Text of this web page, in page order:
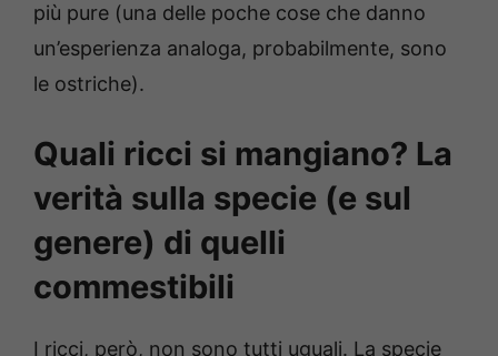
più pure (una delle poche cose che danno
un’esperienza analoga, probabilmente, sono
le ostriche).
Quali ricci si mangiano? La
verità sulla specie (e sul
genere) di quelli
commestibili
I ricci, però, non sono tutti uguali. La specie